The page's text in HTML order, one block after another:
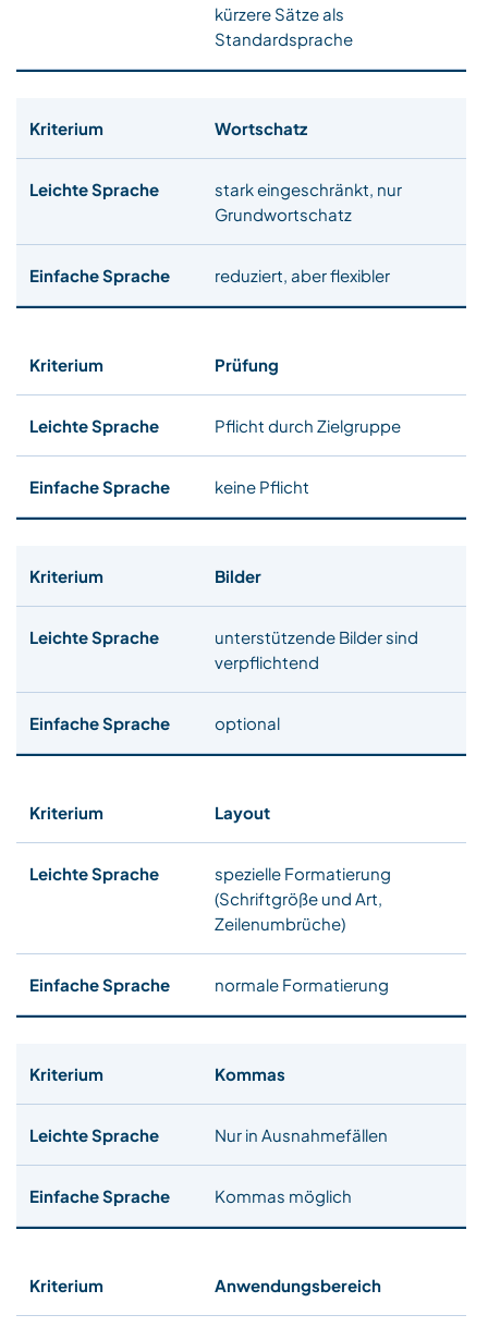
kürzere Sätze als
Standardsprache
Wortschatz
stark eingeschränkt, nur
Grundwortschatz
reduziert, aber flexibler
Prüfung
Pflicht durch Zielgruppe
keine Pflicht
Bilder
unterstützende Bilder sind
verpflichtend
optional
Layout
spezielle Formatierung
(Schriftgröße und Art,
Zeilenumbrüche)
normale Formatierung
Kommas
Nur in Ausnahmefällen
Kommas möglich
Anwendungsbereich